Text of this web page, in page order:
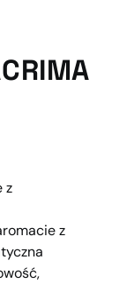
z
z